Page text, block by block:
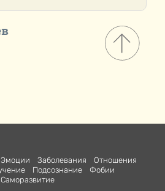
Эмоции Заболевания
Отношения
Подсознание
Фобии
Саморазвитие